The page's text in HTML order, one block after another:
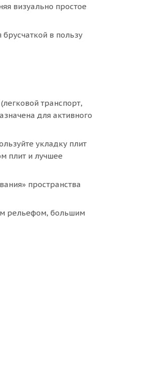
визуально простое
в пользу
транспорт,
для активного
укладку плит
плит и лучшее
пространства
рельефом, большим